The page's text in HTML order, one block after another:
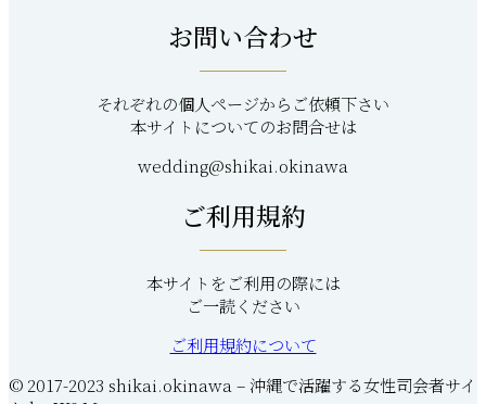
お問い合わせ
それぞれの個人ページからご依頼下さい
本サイトについてのお問合せは
wedding@shikai.okinawa
ご利用規約
本サイトをご利用の際には
ご一読ください
ご利用規約について
© 2017-2023 shikai.okinawa – 沖縄で活躍する女性司会者サイ